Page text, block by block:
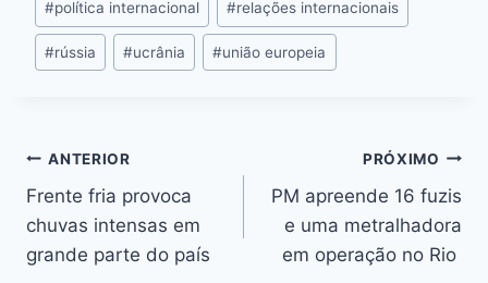
#política internacional #relações internacionais
#rússia #ucrânia #união europeia
ANTERIOR
Frente fria provoca
chuvas intensas em
grande parte do país
PRÓXIMO
PM apreende 16 fuzis
e uma metralhadora
em operação no Rio